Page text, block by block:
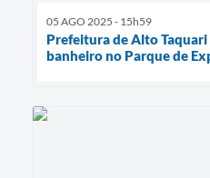
05 AGO 2025 - 15h59
Prefeitura de Alto
banheiro no Parque de